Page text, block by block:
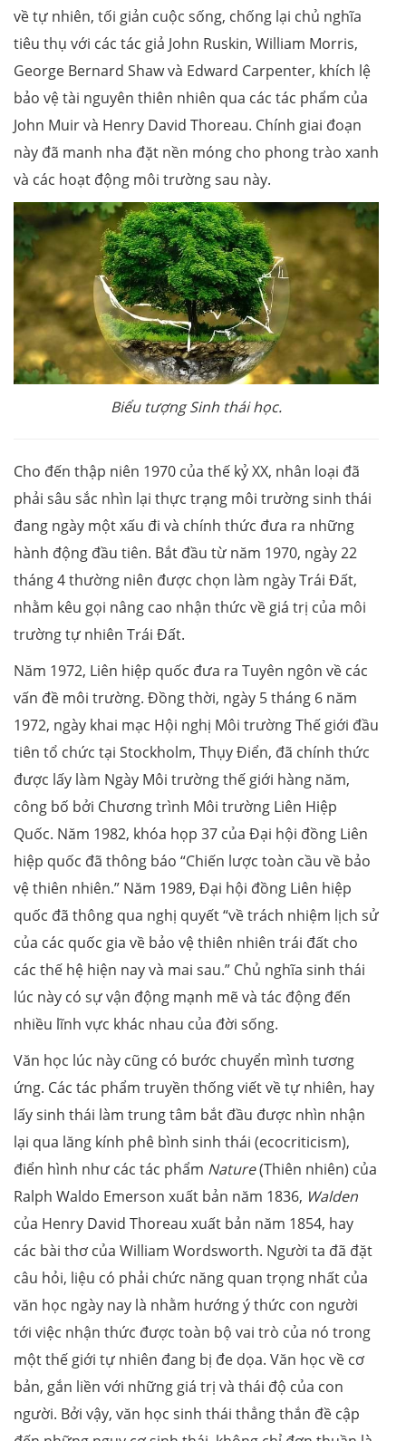
về tự nhiên, tối giản cuộc sống, chống lại chủ nghĩa
tiêu thụ với các tác giả John Ruskin, William Morris,
George Bernard Shaw và Edward Carpenter, khích lệ
bảo vệ tài nguyên thiên nhiên qua các tác phẩm của
John Muir và Henry David Thoreau. Chính giai đoạn
này đã manh nha đặt nền móng cho phong trào xanh
và các hoạt động môi trường sau này.
Biểu tượng Sinh thái học.
Cho đến thập niên 1970 của thế kỷ XX, nhân loại đã
phải sâu sắc nhìn lại thực trạng môi trường sinh thái
đang ngày một xấu đi và chính thức đưa ra những
hành động đầu tiên. Bắt đầu từ năm 1970, ngày 22
tháng 4 thường niên được chọn làm ngày Trái Đất,
nhằm kêu gọi nâng cao nhận thức về giá trị của môi
trường tự nhiên Trái Đất.
Năm 1972, Liên hiệp quốc đưa ra Tuyên ngôn về các
vấn đề môi trường. Đồng thời, ngày 5 tháng 6 năm
1972, ngày khai mạc Hội nghị Môi trường Thế giới đầu
tiên tổ chức tại Stockholm, Thụy Điển, đã chính thức
được lấy làm Ngày Môi trường thế giới hàng năm,
công bố bởi Chương trình Môi trường Liên Hiệp
Quốc. Năm 1982, khóa họp 37 của Đại hội đồng Liên
hiệp quốc đã thông báo “Chiến lược toàn cầu về bảo
vệ thiên nhiên.” Năm 1989, Đại hội đồng Liên hiệp
quốc đã thông qua nghị quyết “về trách nhiệm lịch sử
của các quốc gia về bảo vệ thiên nhiên trái đất cho
các thế hệ hiện nay và mai sau.” Chủ nghĩa sinh thái
lúc này có sự vận động mạnh mẽ và tác động đến
nhiều lĩnh vực khác nhau của đời sống.
Văn học lúc này cũng có bước chuyển mình tương
ứng. Các tác phẩm truyền thống viết về tự nhiên, hay
lấy sinh thái làm trung tâm bắt đầu được nhìn nhận
lại qua lăng kính phê bình sinh thái (ecocriticism),
điển hình như các tác phẩm Nature(Thiên nhiên) của
Ralph Waldo Emerson xuất bản năm 1836, Walden
của Henry David Thoreau xuất bản năm 1854, hay
các bài thơ của William Wordsworth. Người ta đã đặt
câu hỏi, liệu có phải chức năng quan trọng nhất của
văn học ngày nay là nhằm hướng ý thức con người
tới việc nhận thức được toàn bộ vai trò của nó trong
một thế giới tự nhiên đang bị đe dọa. Văn học về cơ
bản, gắn liền với những giá trị và thái độ của con
người. Bởi vậy, văn học sinh thái thẳng thắn đề cập